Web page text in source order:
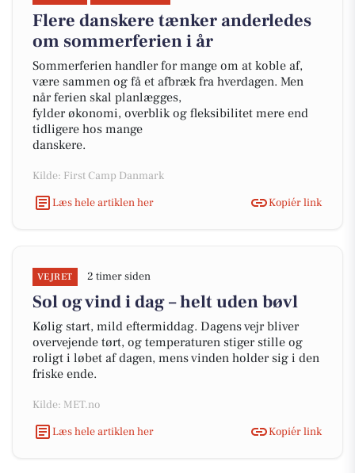
Flere danskere tænker anderledes
om sommerferien i år
Sommerferien handler for mange om at koble af,
være sammen og få et afbræk fra hverdagen. Men
når ferien skal planlægges,
fylder økonomi, overblik og fleksibilitet mere end
tidligere hos mange
danskere.
Kilde: First Camp Danmark
Læs hele artiklen her
Kopiér link
VEJRET 2 timer siden
Sol og vind i dag – helt uden bøvl
Kølig start, mild eftermiddag. Dagens vejr bliver
overvejende tørt, og temperaturen stiger stille og
roligt i løbet af dagen, mens vinden holder sig i den
friske ende.
Kilde: MET.no
Læs hele artiklen her
Kopiér link